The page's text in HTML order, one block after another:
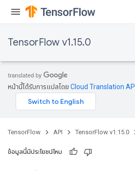
TensorFlow v1.15.0
หน้านี้ได้รับการแปลโดย Cloud Translation API
TensorFlow API TensorFlow v1.15.0
ข้อมูลนี้มีประโยชน์ไหม